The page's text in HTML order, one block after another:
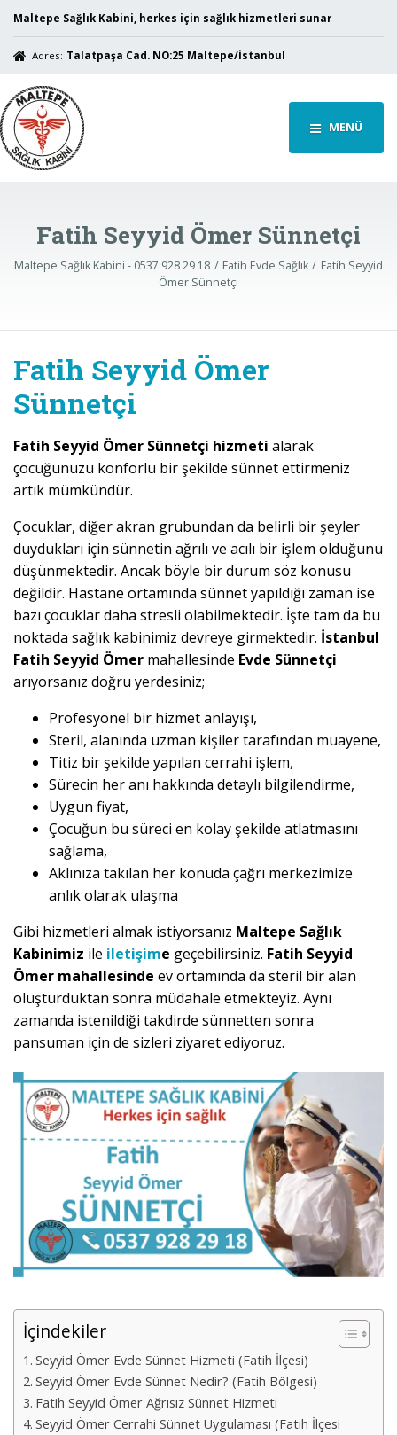
Maltepe Sağlık Kabini, herkes için sağlık hizmetleri sunar
Adres: Talatpaşa Cad. NO:25 Maltepe/İstanbul
MENÜ
Fatih Seyyid Ömer Sünnetçi
Maltepe Sağlık Kabini - 0537 928 29 18 Fatih Evde Sağlık
Fatih Seyyid
Ömer Sünnetçi
Fatih Seyyid Ömer
Sünnetçi
Fatih Seyyid Ömer Sünnetçi hizmeti alarak
çocuğunuzu konforlu bir şekilde sünnet ettirmeniz
artık mümkündür.
Çocuklar, diğer akran grubundan da belirli bir şeyler
duydukları için sünnetin ağrılı ve acılı bir işlem olduğunu
düşünmektedir. Ancak böyle bir durum söz konusu
değildir. Hastane ortamında sünnet yapıldığı zaman ise
bazı çocuklar daha stresli olabilmektedir. İşte tam da bu
noktada sağlık kabinimiz devreye girmektedir. İstanbul
Fatih Seyyid Ömer mahallesinde Evde Sünnetçi
arıyorsanız doğru yerdesiniz;
Profesyonel bir hizmet anlayışı,
Steril, alanında uzman kişiler tarafından muayene,
Titiz bir şekilde yapılan cerrahi işlem,
Sürecin her anı hakkında detaylı bilgilendirme,
Uygun fiyat,
Çocuğun bu süreci en kolay şekilde atlatmasını
sağlama,
Aklınıza takılan her konuda çağrı merkezimize
anlık olarak ulaşma
Gibi hizmetleri almak istiyorsanız Maltepe Sağlık
Kabinimiz ile iletişime geçebilirsiniz. Fatih Seyyid
Ömer mahallesinde ev ortamında da steril bir alan
oluşturduktan sonra müdahale etmekteyiz. Aynı
zamanda istenildiği takdirde sünnetten sonra
pansuman için de sizleri ziyaret ediyoruz.
İçindekiler
Seyyid Ömer Evde Sünnet Hizmeti (Fatih İlçesi)
Seyyid Ömer Evde Sünnet Nedir? (Fatih Bölgesi)
Fatih Seyyid Ömer Ağrısız Sünnet Hizmeti
Seyyid Ömer Cerrahi Sünnet Uygulaması (Fatih İlçesi